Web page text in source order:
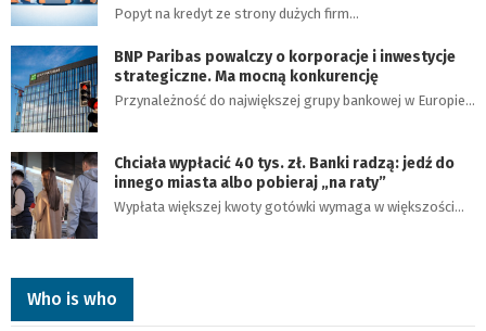
Popyt na kredyt ze strony dużych firm…
BNP Paribas powalczy o korporacje i inwestycje
strategiczne. Ma mocną konkurencję
Przynależność do największej grupy bankowej w Europie…
Chciała wypłacić 40 tys. zł. Banki radzą: jedź do
innego miasta albo pobieraj „na raty”
Wypłata większej kwoty gotówki wymaga w większości…
Who is who